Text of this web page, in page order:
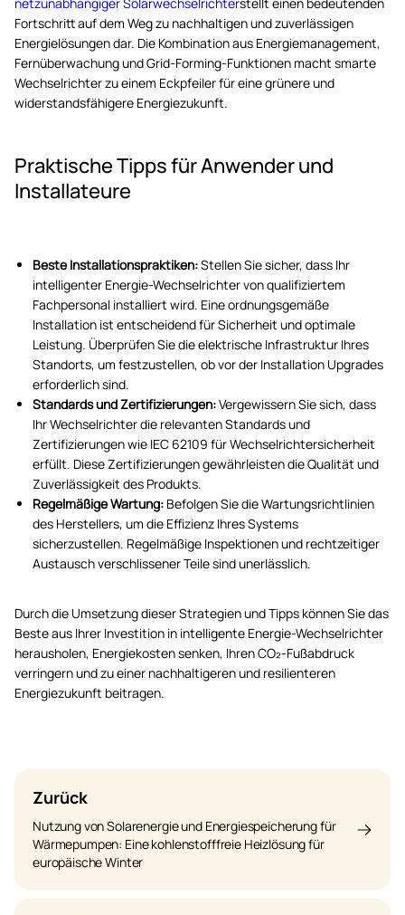
Fortschritt auf dem Weg zu nachhaltigen und zuverlässigen
Energielösungen dar. Die Kombination aus Energiemanagement,
Fernüberwachung und Grid-Forming-Funktionen macht smarte
Wechselrichter zu einem Eckpfeiler für eine grünere und
widerstandsfähigere Energiezukunft.
Praktische Tipps für Anwender und
Installateure
Beste Installationspraktiken:Stellen Sie sicher, dass Ihr
intelligenter Energie-Wechselrichter von qualifiziertem
Fachpersonal installiert wird. Eine ordnungsgemäße
Installation ist entscheidend für Sicherheit und optimale
Leistung. Überprüfen Sie die elektrische Infrastruktur Ihres
Standorts, um festzustellen, ob vor der Installation Upgrades
erforderlich sind.
Standards und Zertifizierungen:Vergewissern Sie sich, dass
Ihr Wechselrichter die relevanten Standards und
Zertifizierungen wie IEC 62109 für Wechselrichtersicherheit
erfüllt. Diese Zertifizierungen gewährleisten die Qualität und
Zuverlässigkeit des Produkts.
Regelmäßige Wartung: Befolgen Sie die Wartungsrichtlinien
des Herstellers, um die Effizienz Ihres Systems
sicherzustellen. Regelmäßige Inspektionen und rechtzeitiger
Austausch verschlissener Teile sind unerlässlich.
Durch die Umsetzung dieser Strategien und Tipps können Sie das
Beste aus Ihrer Investition in intelligente Energie-Wechselrichter
herausholen, Energiekosten senken, Ihren CO₂-Fußabdruck
verringern und zu einer nachhaltigeren und resilienteren
Energiezukunft beitragen.
Zurück
Nutzung von Solarenergie und Energiespeicherung für
Wärmepumpen: Eine kohlenstofffreie Heizlösung für
europäische Winter